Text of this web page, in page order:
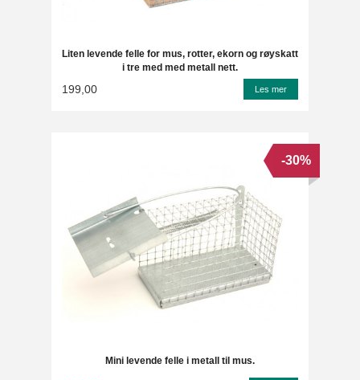
Liten levende felle for mus, rotter, ekorn og røyskatt
i tre med med metall nett.
199,00 Les mer
Mini levende felle i metall til mus.
-30%